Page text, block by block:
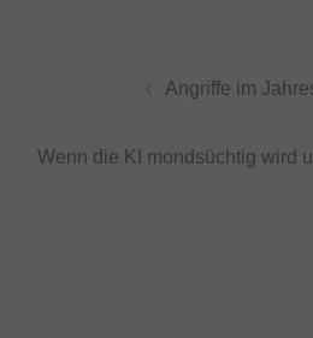
Angriffe im
Wenn die KI mondsüchtig wird